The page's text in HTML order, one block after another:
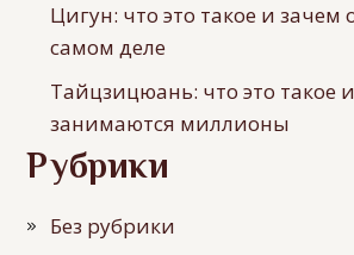
Цигун: что это такое и зачем
самом деле
Тайцзицюань: что это такое
занимаются миллионы
Рубрики
Без рубрики